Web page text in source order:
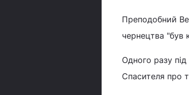
Преподобний
чернецтва "був
Одного разу
Спасителя про